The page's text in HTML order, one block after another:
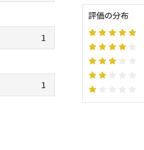
評価の分布
1
1